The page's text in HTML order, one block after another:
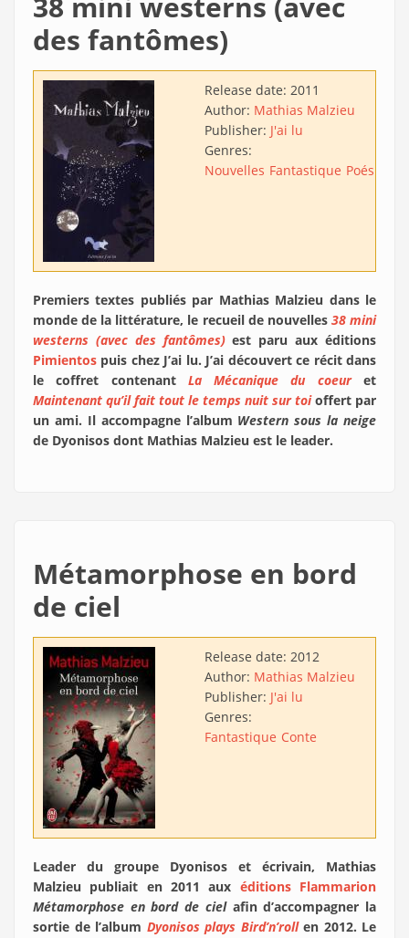
des fantômes)
Release date: 2011
Author: Mathias Malzieu
Publisher: J'ai lu
Genres:
Nouvelles Fantastique Poésie
Premiers textes publiés par Mathias Malzieu dans le
monde de la littérature, le recueil de nouvelles 38 mini
westerns (avec des fantômes)est paru aux éditions
Pimientos puis chez J’ai lu. J’ai découvert ce récit dans
le coffret contenant
La Mécanique du coeuret
Maintenant qu’il fait tout le temps nuit sur toi offert par
un ami. Il accompagne l’album Western sous la neige
de Dyonisos dont Mathias Malzieu est le leader.
Métamorphose en bord
de ciel
Release date: 2012
Author: Mathias Malzieu
Publisher: J'ai lu
Genres:
Fantastique Conte
Leader du groupe Dyonisos et écrivain, Mathias
Malzieu publiait en 2011 aux éditions Flammarion
Métamorphose en bord de ciel afin d’accompagner la
sortie de l’album Dyonisos plays Bird’n’rollen 2012. Le